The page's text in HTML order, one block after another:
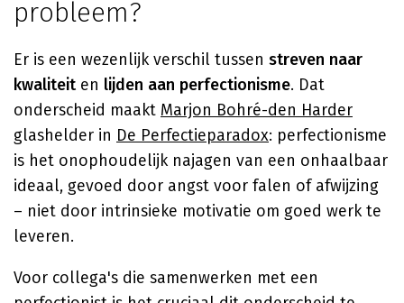
probleem?
Er is een wezenlijk verschil tussen streven naar
kwaliteit en lijden aan perfectionisme. Dat
onderscheid maakt Marjon Bohré-den Harder
glashelder in De Perfectieparadox: perfectionisme
is het onophoudelijk najagen van een onhaalbaar
ideaal, gevoed door angst voor falen of afwijzing
– niet door intrinsieke motivatie om goed werk te
leveren.
Voor collega's die samenwerken met een